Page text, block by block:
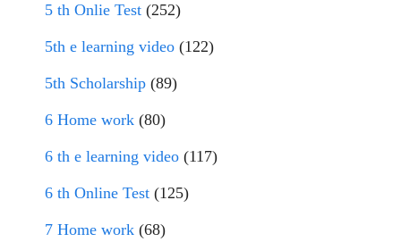
5 th Onlie Test (252)
5th e learning video (122)
5th Scholarship (89)
6 Home work (80)
6 th e learning video (117)
6 th Online Test (125)
7 Home work (68)